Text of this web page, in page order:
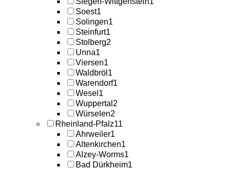
Soest1
Solingen1
Steinfurt1
Stolberg2
Unna1
Viersen1
Waldbröl 1
Warendorf1
Wesel 1
Wuppertal 2
Würselen2
Rheinland-Pfalz11
Ahrweiler1
Altenkirchen1
Alzey-Worms1
Bad Dürkheim1